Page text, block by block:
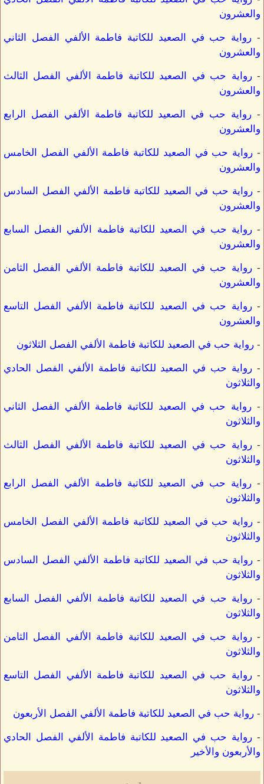
والعشرون
- رواية حب في الصعيد للكاتبة فاطمة الألفي الفصل الثاني
والعشرون
-رواية حب في الصعيد للكاتبة فاطمة الألفي الفصل الثالث
والعشرون
- رواية حب في الصعيد للكاتبة فاطمة الألفي الفصل الرابع
والعشرون
- رواية حب في الصعيد للكاتبة فاطمة الألفي الفصل الخامس
والعشرون
- رواية حب في الصعيد للكاتبة فاطمة الألفي الفصل السادس
والعشرون
-رواية حب في الصعيد للكاتبة فاطمة الألفي الفصل السابع
والعشرون
-رواية حب في الصعيد للكاتبة فاطمة الألفي الفصل الثامن
والعشرون
-رواية حب في الصعيد للكاتبة فاطمة الألفي الفصل التاسع
والعشرون
- رواية حب في الصعيد للكاتبة فاطمة الألفي الفصل الثلاثون
- رواية حب في الصعيد للكاتبة فاطمة الألفي الفصل الحادي
والثلاثون
- رواية حب في الصعيد للكاتبة فاطمة الألفي الفصل الثاني
والثلاثون
-رواية حب في الصعيد للكاتبة فاطمة الألفي الفصل الثالث
والثلاثون
- رواية حب في الصعيد للكاتبة فاطمة الألفي الفصل الرابع
والثلاثون
- رواية حب في الصعيد للكاتبة فاطمة الألفي الفصل الخامس
والثلاثون
- رواية حب في الصعيد للكاتبة فاطمة الألفي الفصل السادس
والثلاثون
-رواية حب في الصعيد للكاتبة فاطمة الألفي الفصل السابع
والثلاثون
-رواية حب في الصعيد للكاتبة فاطمة الألفي الفصل الثامن
والثلاثون
-رواية حب في الصعيد للكاتبة فاطمة الألفي الفصل التاسع
والثلاثون
- رواية حب في الصعيد للكاتبة فاطمة الألفي الفصل الأربعون
- رواية حب في الصعيد للكاتبة فاطمة الألفي الفصل الحادي
والأربعون والأخير